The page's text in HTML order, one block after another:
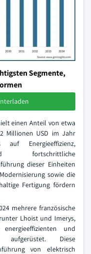
Segmente,
einen Anteil von etwa
Millionen USD im Jahr
Energieeffizienz,
fortschrittliche
dieser Einheiten
sowie die
Fertigung fördern
mehrere französische
Lhoist und Imerys,
und
aufgerüstet. Diese
von elektrisch